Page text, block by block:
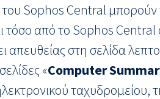
του Sophos Central
τόσο από το Sophos Central
απευθείας στη σελίδα
«Computer
ταχυδρομείου,